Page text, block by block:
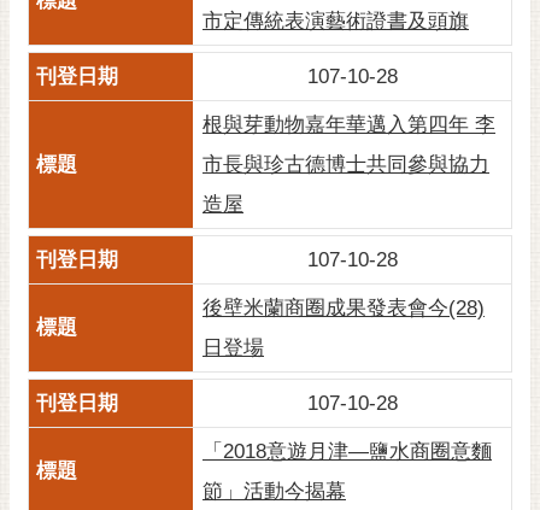
站
導
覽
RSS
閱
報
市
民
信
市定傳統表演藝術證書及頭旗
107-10-28
根與芽動物嘉年華邁入第四年 李
市長與珍古德博士共同參與協力
造屋
107-10-28
後壁米蘭商圈成果發表會今(28)
日登場
107-10-28
「2018意遊月津—鹽水商圈意麵
節」活動今揭幕